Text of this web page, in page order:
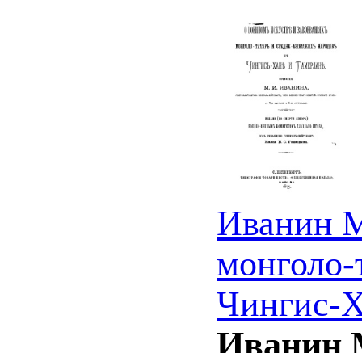
Иванин
монголо-
Чингис-
Иванин